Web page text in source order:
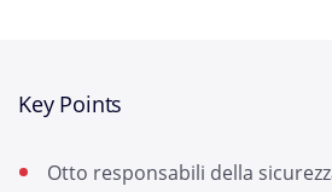
Key Points
Otto responsabili della